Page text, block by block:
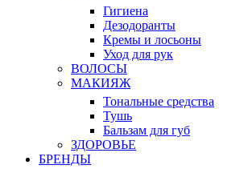
Гигиена
Дезодоранты
Кремы и лосьоны
Уход для рук
ВОЛОСЫ
МАКИЯЖ
Тональные средства
Тушь
Бальзам для губ
ЗДОРОВЬЕ
БРЕНДЫ